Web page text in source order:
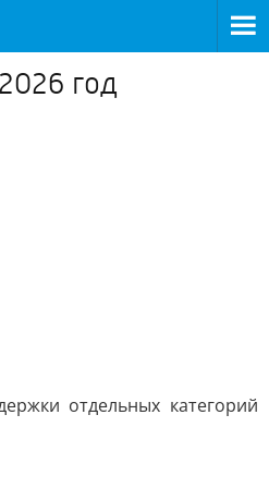
год
отдельных категорий